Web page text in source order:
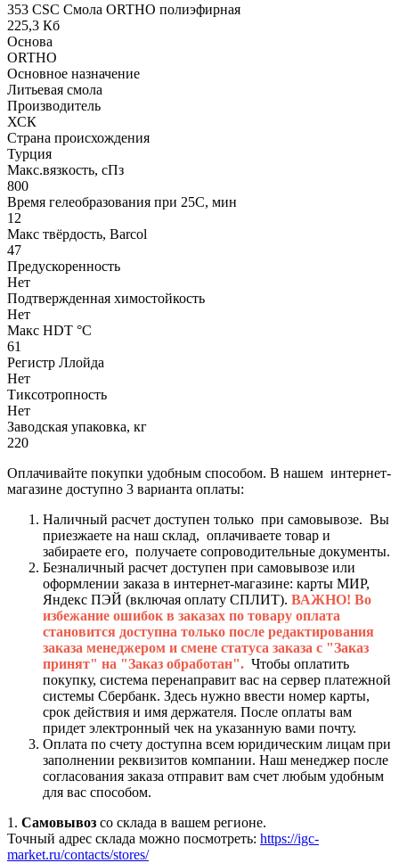
353 CSC Смола ORTHO полиэфирная
225,3 Кб
Основа
ORTHO
Основное назначение
Литьевая смола
Производитель
ХСК
Страна происхождения
Турция
Макс.вязкoсть, сПз
800
Время гелеобразования при 25С, мин
12
Макс твёрдость, Barcol
47
Предускоренность
Нет
Подтвержденная химостойкость
Нет
Макс HDT °С
61
Регистр Ллойда
Нет
Тиксотропность
Нет
Заводская упаковка, кг
220
Оплачивайте покупки удобным способом. В нашем интернет-
магазине доступно 3 варианта оплаты:
Наличный расчет доступен только при самовывозе. Вы
приезжаете на наш склад, оплачиваете товар и
забираете его, получаете сопроводительные документы.
Безналичный расчет доступен при самовывозе или
оформлении заказа в интернет-магазине: карты МИР,
Яндекс ПЭЙ (включая оплату СПЛИТ). ВАЖНО! Во
избежание ошибок в заказах по товару оплата
становится доступна только после редактирования
заказа менеджером и смене статуса заказа с "Заказ
принят" на "Заказ обработан". Чтобы оплатить
покупку, система перенаправит вас на сервер платежной
системы Сбербанк. Здесь нужно ввести номер карты,
срок действия и имя держателя. После оплаты вам
придет электронный чек на указанную вами почту.
Оплата по счету доступна всем юридическим лицам при
заполнении реквизитов компании. Наш менеджер после
согласования заказа отправит вам счет любым удобным
для вас способом.
1. Самовывоз со склада в вашем регионе.
Точный адрес склада можно посмотреть: https://igc-
market.ru/contacts/stores/